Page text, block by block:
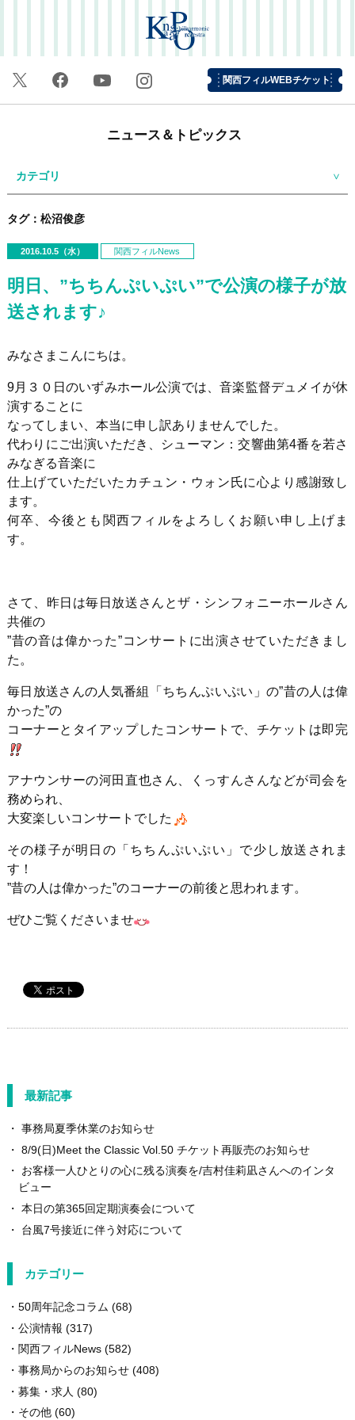
関西フィルWEBチケット
ニュース＆トピックス
カテゴリ
タグ：松沼俊彦
2016.10.5（水） 関西フィルNews
明日、”ちちんぷいぷい”で公演の様子が放
送されます♪
みなさまこんにちは。
9月３０日のいずみホール公演では、音楽監督デュメイが休
演することに
なってしまい、本当に申し訳ありませんでした。
代わりにご出演いただき、シューマン：交響曲第4番を若さ
みなぎる音楽に
仕上げていただいたカチュン・ウォン氏に心より感謝致し
ます。
何卒、今後とも関西フィルをよろしくお願い申し上げま
す。
さて、昨日は毎日放送さんとザ・シンフォニーホールさん
共催の
”昔の音は偉かった”コンサートに出演させていただきまし
た。
毎日放送さんの人気番組「ちちんぷいぷい」の”昔の人は偉
かった”の
コーナーとタイアップしたコンサートで、チケットは即完
アナウンサーの河田直也さん、くっすんさんなどが司会を
務められ、
大変楽しいコンサートでした
その様子が明日の「ちちんぷいぷい」で少し放送されま
す！
”昔の人は偉かった”のコーナーの前後と思われます。
ぜひご覧くださいませ
最新記事
事務局夏季休業のお知らせ
8/9(日)Meet the Classic Vol.50 チケット再販売のお知らせ
お客様一人ひとりの心に残る演奏を/吉村佳莉凪さんへのインタ
ビュー
本日の第365回定期演奏会について
台風7号接近に伴う対応について
カテゴリー
50周年記念コラム (68)
公演情報 (317)
関西フィルNews(582)
事務局からのお知らせ(408)
募集・求人 (80)
その他(60)